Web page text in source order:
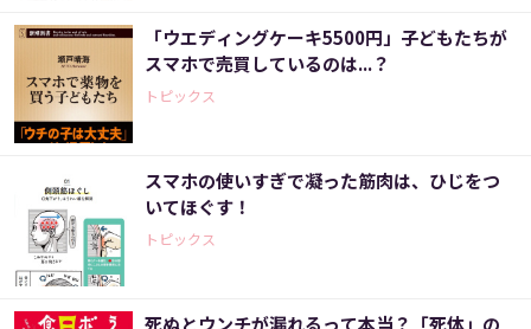
「ウエディングケーキ5500円」子どもたちが
スマホで売買しているのは...？
トピックス
スマホの使いすぎで凝った筋肉は、ひじをつ
いてほぐす！
トピックス